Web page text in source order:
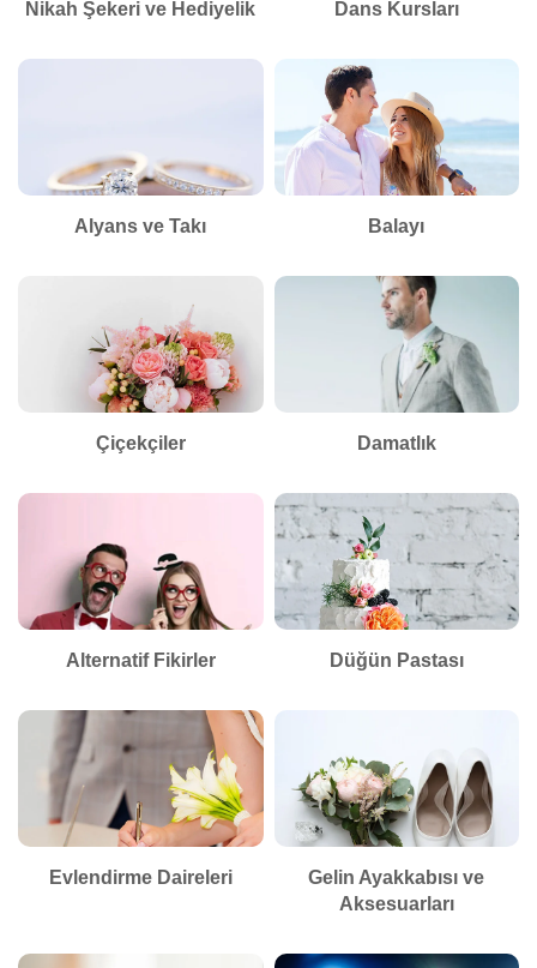
Nikah Şekeri ve Hediyelik Dans Kursları
Alyans ve Takı Balayı
Çiçekçiler Damatlık
Alternatif Fikirler Düğün Pastası
Evlendirme Daireleri
Gelin Ayakkabısı ve
Aksesuarları